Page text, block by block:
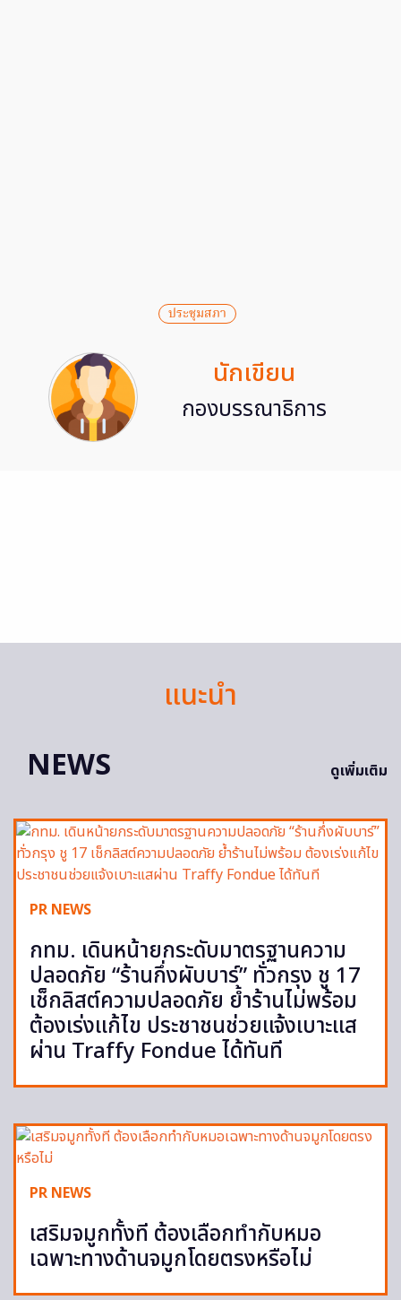
ประชุมสภา
นักเขียน
กองบรรณาธิการ
แนะนำ
NEWS
ดูเพิ่มเติม
PR NEWS
กทม. เดินหน้ายกระดับมาตรฐานความ
ปลอดภัย “ร้านกึ่งผับบาร์” ทั่วกรุง ชู 17
เช็กลิสต์ความปลอดภัย ย้ำร้านไม่พร้อม
ต้องเร่งแก้ไข ประชาชนช่วยแจ้งเบาะแส
ผ่าน Traffy Fondue ได้ทันที
PR NEWS
เสริมจมูกทั้งที ต้องเลือกทำกับหมอ
เฉพาะทางด้านจมูกโดยตรงหรือไม่